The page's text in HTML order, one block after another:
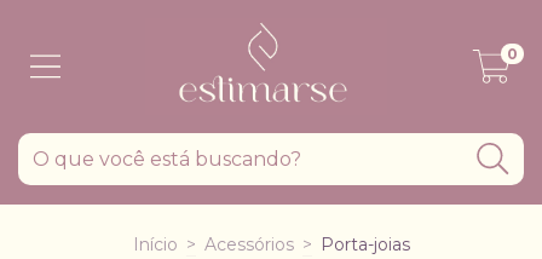
0
Início > Acessórios > Porta-joias